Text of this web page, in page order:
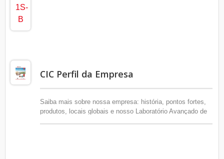
CIC Perfil da Empresa
Saiba mais sobre nossa empresa: história, pontos fortes,
produtos, locais globais e nosso Laboratório Avançado de